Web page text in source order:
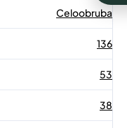
Celoobruba
136
53
38